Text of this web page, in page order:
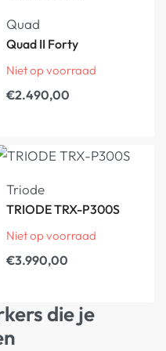
Quad
Quad II Forty
Niet op voorraad
€2.490,00
Triode
TRIODE TRX-P300S
Niet op voorraad
€3.990,00
die je